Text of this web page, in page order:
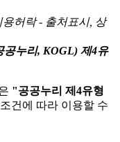
공누리, KOGL) 제4유
"공공누리 제4유형
조건에 따라 이용할 수